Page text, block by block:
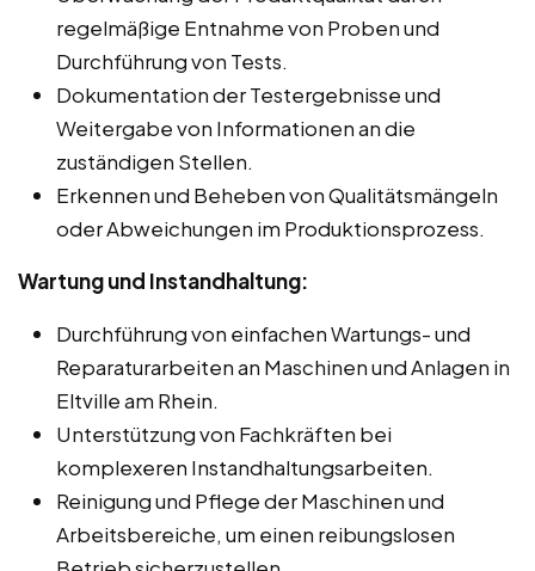
regelmäßige Entnahme von Proben und
Durchführung von Tests.
Dokumentation der Testergebnisse und
Weitergabe von Informationen an die
zuständigen Stellen.
Erkennen und Beheben von Qualitätsmängeln
oder Abweichungen im Produktionsprozess.
Wartung und Instandhaltung:
Durchführung von einfachen Wartungs- und
Reparaturarbeiten an Maschinen und Anlagen in
Eltville am Rhein.
Unterstützung von Fachkräften bei
komplexeren Instandhaltungsarbeiten.
Reinigung und Pflege der Maschinen und
Arbeitsbereiche, um einen reibungslosen